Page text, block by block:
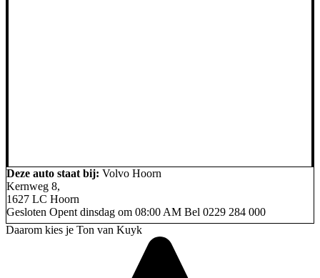
Deze auto staat bij: Volvo Hoorn
Kernweg 8,
1627 LC Hoorn
Gesloten Opent dinsdag om 08:00 AM Bel 0229 284 000
Daarom kies je Ton van Kuyk